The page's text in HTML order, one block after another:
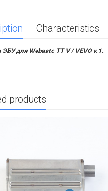
Characteristics
для Webasto TT V / VEVO v.1.
products